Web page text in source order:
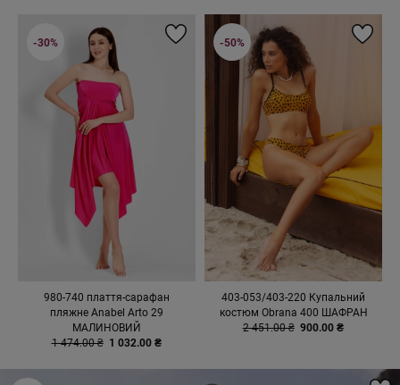
980-740 плаття-сарафан
пляжне Anabel Arto 29
МАЛИНОВИЙ
1 474.00 ₴ 1 032.00 ₴
-30%
403-053/403-220 Купальний
костюм Obrana 400 ШАФРАН
2 451.00 ₴ 900.00 ₴
-50%